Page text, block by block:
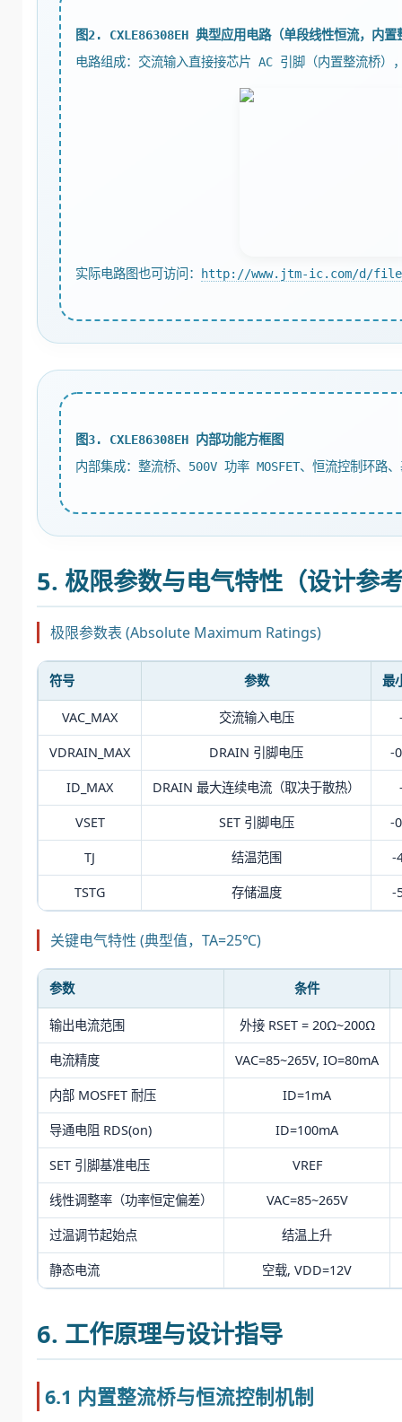
图2. CXLE86308EH 典型应用电路（单段线性恒流，内置
电路组成：交流输入直接接芯片 AC 引脚（内置整流桥
实际电路图也可访问： http://www.jtm-ic.com/d/file/
图3. CXLE86308EH 内部功能方框图
内部集成：整流桥、500V 功率 MOSFET、恒流控制环路
5. 极限参数与电气特性（设计参
极限参数表 (Absolute Maximum Ratings)
符号 参数 最
VAC_MAX 交流输入电压
VDRAIN_MAX DRAIN 引脚电压 -
ID_MAX DRAIN 最大连续电流（取决于散热）
VSET SET 引脚电压 -
TJ 结温范围 -
TSTG 存储温度 -
关键电气特性 (典型值，TA=25℃)
参数 条件
输出电流范围 外接 RSET = 20Ω~200Ω
电流精度 VAC=85~265V, IO=80mA
内部 MOSFET 耐压 ID=1mA
导通电阻 RDS(on) ID=100mA
SET 引脚基准电压 VREF
线性调整率（功率恒定偏差） VAC=85~265V
过温调节起始点 结温上升
静态电流 空载, VDD=12V
6. 工作原理与设计指导
6.1 内置整流桥与恒流控制机制